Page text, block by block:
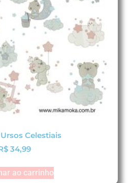
Celestiais
34,99
ao carrinho